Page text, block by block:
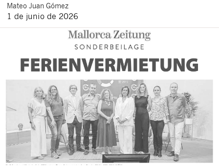
Mateo Juan Gómez
1 de junio de 2026